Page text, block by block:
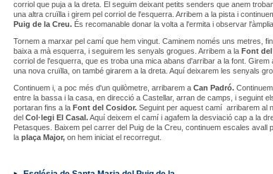
corriol que puja a la dreta. El seguim deixant petits senders que anem
una altra cruïlla i girem pel corriol de l'esquerra. Arribem a la pista i
Puig de la Creu. És recomanable donar la volta a l'ermita i observar
Tornem a marxar pel camí que hem vingut. Caminem només uns metres,
baixa a mà esquerra, i seguirem les senyals grogues. Arribem a la Font
corriol de l'esquerra, que es troba una mica abans d'arribar a la font. Girem
una nova cruïlla, on també girarem a la dreta. Aquí deixarem les senyals
Continuem i, a poc més d'un quilòmetre, arribarem a Can Padró.
entre la bassa i la casa, en direcció a Castellar, arran de camps, i seguint
portaran fins a la Font del Cosidor. Seguint per aquest camí arribarem al
del Col·legi El Casal.Aquí deixem el camí i agafem la desviació cap a la
Petasques. Baixem pel carrer del Puig de la Creu, continuem escales avall
la plaça Major, on hem iniciat el recorregut.